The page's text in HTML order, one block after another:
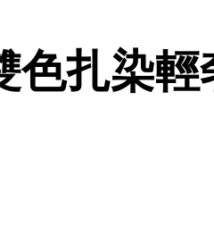
色扎染